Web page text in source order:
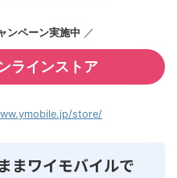
ンペーン実施中 ／
ラインストア
store/
まワイモバイルで